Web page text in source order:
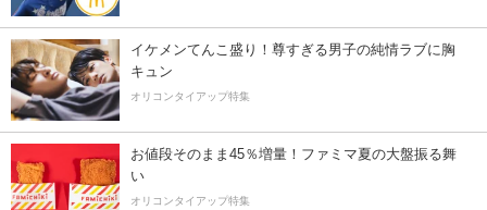
イケメンてんこ盛り！尊すぎる男子の純情ラブに胸
キュン
オリコンタイアップ特集
お値段そのまま45％増量！ファミマ夏の大盤振る舞
い
オリコンタイアップ特集